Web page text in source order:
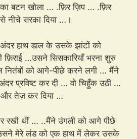
बटन खोला … .फ़िर ज़िप … .फ़िर
नीचे सरका दिया …।
हाथ डाल के उसके झांटों को
फ़िराई …उसने सिसकारियाँ भरना शुरु
नितंबों को आगे-पीछे करने लगी … मैंने
प्रविष्ट कर दी … वो चिहुँक उठी …
तेज़ कर दिया …
रखी थीं … ..मैंने उंगली को आगे पीछे
मेरे लंड को एक हाथ में लेकर उसके